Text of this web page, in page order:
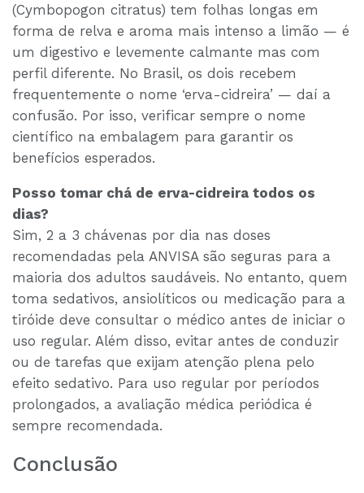
(Cymbopogon citratus) tem folhas longas em
forma de relva e aroma mais intenso a limão — é
um digestivo e levemente calmante mas com
perfil diferente. No Brasil, os dois recebem
frequentemente o nome ‘erva-cidreira’ — daí a
confusão. Por isso, verificar sempre o nome
científico na embalagem para garantir os
benefícios esperados.
Posso tomar chá de erva-cidreira todos os
dias?
Sim, 2 a 3 chávenas por dia nas doses
recomendadas pela ANVISA são seguras para a
maioria dos adultos saudáveis. No entanto, quem
toma sedativos, ansiolíticos ou medicação para a
tiróide deve consultar o médico antes de iniciar o
uso regular. Além disso, evitar antes de conduzir
ou de tarefas que exijam atenção plena pelo
efeito sedativo. Para uso regular por períodos
prolongados, a avaliação médica periódica é
sempre recomendada.
Conclusão